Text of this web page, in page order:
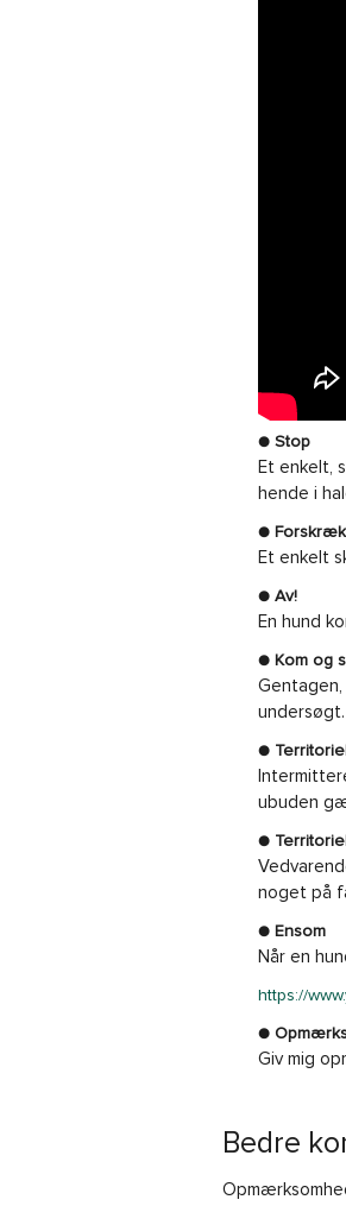
● Stop
Et enkelt,
hende i
●
Et enkelt
● Av!
En hund
● Kom og
undersøgt.
●
ubuden
●
noget på
● Ensom
Når en
https://
●
Giv mig
Bedre